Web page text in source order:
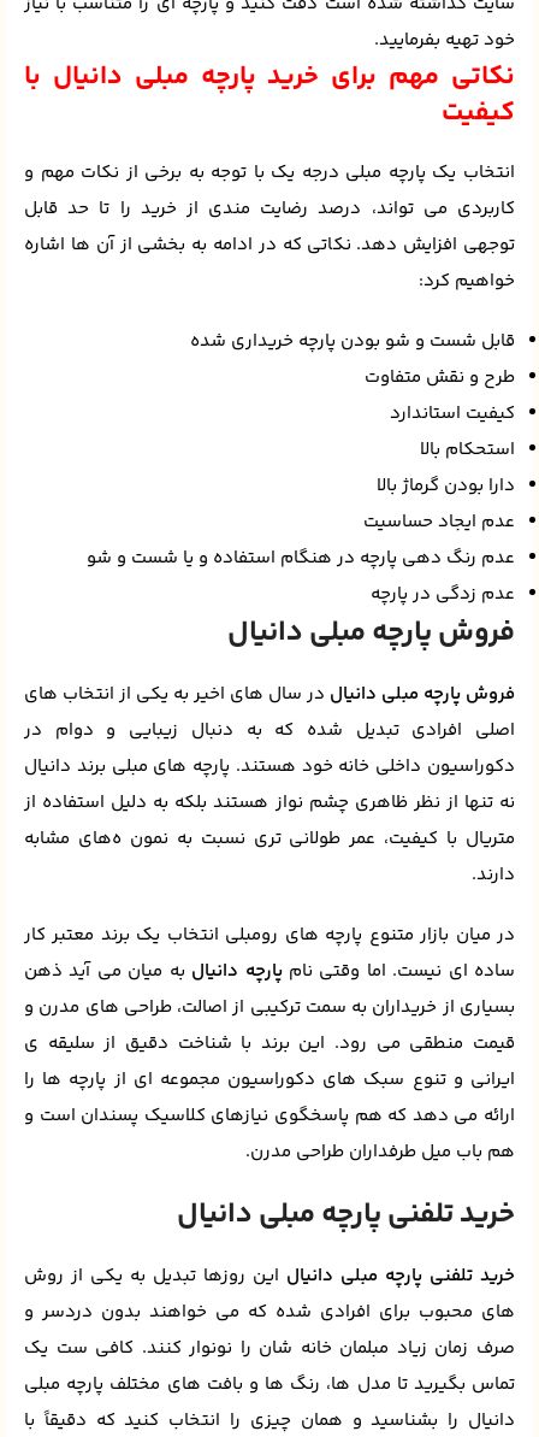
خود تهیه بفرمایید.
نکاتی مهم برای خرید پارچه مبلی دانیال با
کیفیت
انتخاب یک پارچه مبلی درجه یک با توجه به برخی از نکات مهم و
کاربردی می تواند، درصد رضایت مندی از خرید را تا حد قابل
توجهی افزایش دهد. نکاتی که در ادامه به بخشی از آن ها اشاره
خواهیم کرد:
قابل شست و شو بودن پارچه خریداری شده
طرح و نقش متفاوت
کیفیت استاندارد
استحکام بالا
دارا بودن گرماژ بالا
عدم ایجاد حساسیت
عدم رنگ دهی پارچه در هنگام استفاده و یا شست و شو
عدم زدگی در پارچه
فروش پارچه مبلی دانیال
فروش پارچه مبلی دانیال در سال‌ های اخیر به یکی از انتخاب‌ های
اصلی افرادی تبدیل شده که به‌ دنبال زیبایی و دوام در
دکوراسیون داخلی خانه خود هستند. پارچه‌ های مبلی برند دانیال
نه‌ تنها از نظر ظاهری چشم نواز هستند بلکه به دلیل استفاده از
متریال با کیفیت، عمر طولانی‌ تری نسبت به نمون ه‌های مشابه
دارند.
در میان بازار متنوع پارچه‌ های رومبلی انتخاب یک برند معتبر کار
ساده‌ ای نیست. اما وقتی نامپارچه دانیال به میان می‌ آید ذهن
بسیاری از خریداران به سمت ترکیبی از اصالت، طراحی‌ های مدرن و
قیمت منطقی می‌ رود. این برند با شناخت دقیق از سلیقه‌ ی
ایرانی و تنوع سبک‌ های دکوراسیون مجموعه‌ ای از پارچه‌ ها را
ارائه می‌ دهد که هم پاسخگوی نیازهای کلاسیک‌ پسندان است و
هم باب میل طرفداران طراحی مدرن.
خرید تلفنی پارچه مبلی دانیال
خرید تلفنی پارچه مبلی دانیال این روزها تبدیل به یکی از روش‌
های محبوب برای افرادی شده که می‌ خواهند بدون دردسر و
صرف زمان زیاد مبلمان خانه‌ شان را نونوار کنند. کافی‌ ست یک
تماس بگیرید تا مدل‌ ها، رنگ‌ ها و بافت‌ های مختلف پارچه مبلی
دانیال را بشناسید و همان چیزی را انتخاب کنید که دقیقاً با